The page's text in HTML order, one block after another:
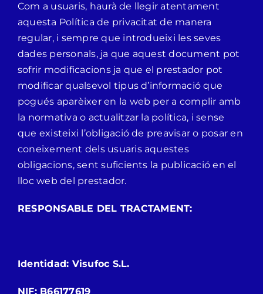
Com a usuaris, haurà de llegir atentament
aquesta Política de privacitat de manera
regular, i sempre que introdueixi les seves
dades personals, ja que aquest document pot
sofrir modificacions ja que el prestador pot
modificar qualsevol tipus d’informació que
pogués aparèixer en la web per a complir amb
la normativa o actualitzar la política, i sense
que existeixi l’obligació de preavisar o posar en
coneixement dels usuaris aquestes
obligacions, sent suficients la publicació en el
lloc web del prestador.
RESPONSABLE DEL TRACTAMENT:
Identidad: Visufoc S.L.
NIF: B66177619